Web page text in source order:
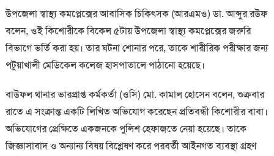
উপজেলা স্বাস্থ্য কমপ্লেক্সের আবাসিক চিকিৎসক (আরএমও) ডা. আব্দুর রউফ
বলেন, ওই কিশোরীকে বিকেল ৫টায় উপজেলা স্বাস্থ্য কমপ্লেক্সের জরুরি
বিভাগে ভর্তি করা হয়। তার ঘটনা শোনার পরে, তাকে শারীরিক পরীক্ষার জন্য
পটুয়াখালী মেডিকেল কলেজ হাসপাতালে পাঠানো হয়েছে।
বাউফল থানার ভারপ্রাপ্ত কর্মকর্তা (ওসি) মো. কামাল হোসেন বলেন, শুক্রবার
রাতে এ সংক্রান্ত একটি লিখিত অভিযোগ করেছেন প্রতিবন্ধী কিশোরীর বাবা।
অভিযোগের প্রেক্ষিতে একজনকে পুলিশ হেফাজতে নেয়া হয়েছে। তাকে
জিজ্ঞাসাবাদ ও অন্যান্য বিষয় বিশ্লেষণ করে পরবর্তী আইনগত ব্যবস্থা গ্রহণ